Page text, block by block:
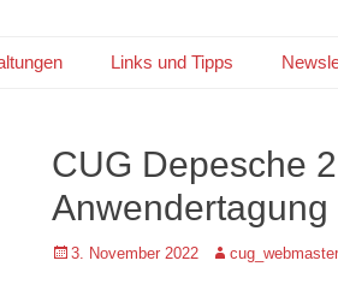
Links und Tipps
CUG Depesche
Posted
3. November 2022 Autorcug_webmaster